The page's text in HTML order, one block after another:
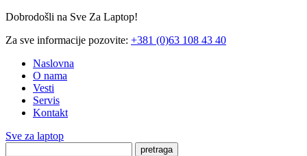
Dobrodošli na Sve Za Laptop!
Za sve informacije pozovite: +381 (0)63 108 43 40
Naslovna
O nama
Vesti
Servis
Kontakt
Sve za laptop
pretraga